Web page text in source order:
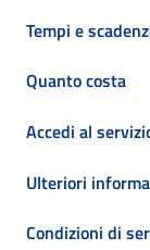
Tempi e
Quanto costa
Accedi al
Ulteriori
Condizioni di